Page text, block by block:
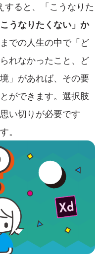
すると、「こうなりた
こうなりたくない」か
での人生の中で「ど
れなかったこと、ど
」があれば、その要
ができます。選択肢
い切りが必要です
。